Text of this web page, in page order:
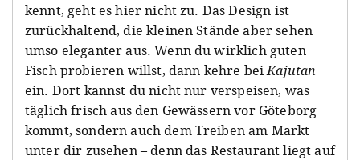
kennt, geht es hier nicht zu. Das Design ist
zurückhaltend, die kleinen Stände aber sehen
umso eleganter aus. Wenn du wirklich guten
Fisch probieren willst, dann kehre beiKajutan
ein. Dort kannst du nicht nur verspeisen, was
täglich frisch aus den Gewässern vor Göteborg
kommt, sondern auch dem Treiben am Markt
unter dir zusehen – denn das Restaurant liegt auf